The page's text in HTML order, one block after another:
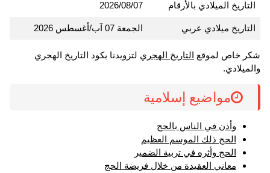
التاريخ الميلادي بالأرقام 2026/08/07
التاريخ ميلادي عربي الجمعة 07 آب/أغسطس 2026
شكر خاص لموقع التاريخ الهجري لتزويدنا بكود التاريخ الهجري
والميلادي.
مواضيع إسلامية
وأذن في الناس بالحج
الحج ذلك الموسم العظيم
الحج وأثره في تربية الضمير
معاني العقيدة من خلال فريضة الحج